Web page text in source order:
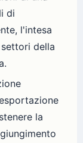
di
l'intesa
della
la